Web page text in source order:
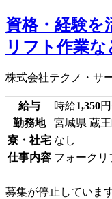
資格・経験を
リフト作業
株式会社テクノ・サ
給与 時給1,350
勤務地
宮城県 蔵
寮・社宅 なし
仕事内容 フォークリ
募集が停止していま